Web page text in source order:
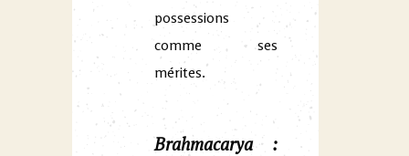
possessions
comme ses
mérites.
Brahmacarya :